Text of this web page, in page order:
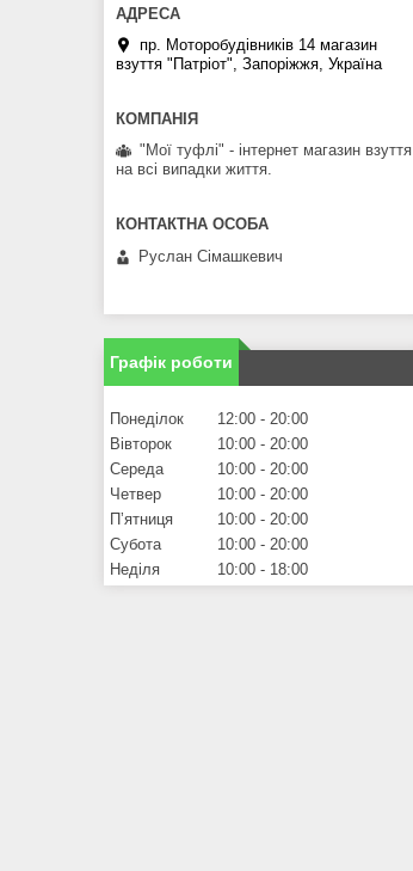
пр. Моторобудівників 14 магазин
взуття "Патріот", Запоріжжя, Україна
"Мої туфлі" - інтернет магазин взуття
на всі випадки життя.
Руслан Сімашкевич
Графік роботи
Понеділок 12:00
20:00
Вівторок
10:00
20:00
Середа
10:00
20:00
Четвер
10:00
20:00
Пʼятниця
10:00
20:00
Субота
10:00
20:00
Неділя
10:00 18:00